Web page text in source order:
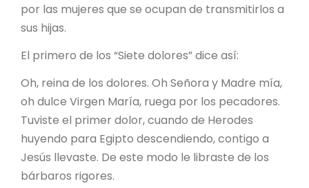
por las mujeres que se ocupan de transmitirlos a
sus hijas.
El primero de los “Siete dolores” dice así:
Oh, reina de los dolores. Oh Señora y Madre mía,
oh dulce Virgen María, ruega por los pecadores.
Tuviste el primer dolor, cuando de Herodes
huyendo para Egipto descendiendo, contigo a
Jesús llevaste. De este modo le libraste de los
bárbaros rigores.